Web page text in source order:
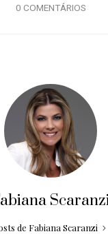
0 COMENTÁRIOS
de Fabiana Scaranzi